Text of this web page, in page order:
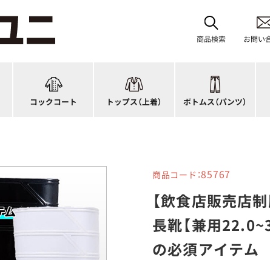
商品検索 お問い
コックコート
レディース
ジップ・ファスナータイプ
ファッション
キッズ
トップス（上着）
カットソー
ジャンバー
ボトムス（パンツ）
和風パンツ・スカート
キュロット
厨房シューズ
フロアシューズ
商品コード：85767
【飲食店販売店
長靴【兼用
の必須アイテム